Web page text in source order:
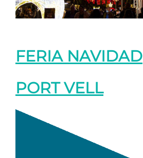
FERIA NAVIDAD
PORT VELL